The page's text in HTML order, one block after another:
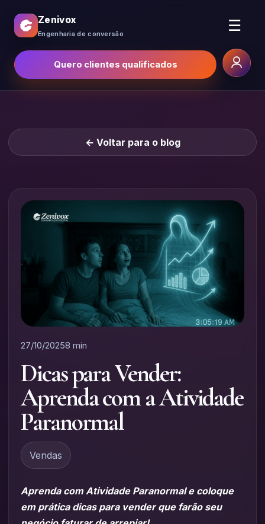
Zenivox
Engenharia de conversão ☰
Quero clientes qualificados
← Voltar para o blog
27/10/20258 min
Dicas para Vender:
Aprenda com a Atividade
Paranormal
Vendas
Aprenda com Atividade Paranormal e coloque
em prática dicas para vender que farão seu